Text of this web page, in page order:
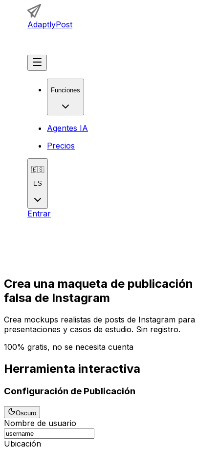
AdaptlyPost
Funciones
Agentes IA
Precios
🇪🇸
ES
Entrar
Crea una maqueta de publicación
falsa de Instagram
Crea mockups realistas de posts de Instagram para
presentaciones y casos de estudio. Sin registro.
100% gratis, no se necesita cuenta
Herramienta interactiva
Configuración de Publicación
Oscuro
Nombre de usuario
Ubicación